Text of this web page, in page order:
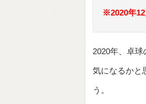
※2020年
2020年、卓
気になるかと
う。